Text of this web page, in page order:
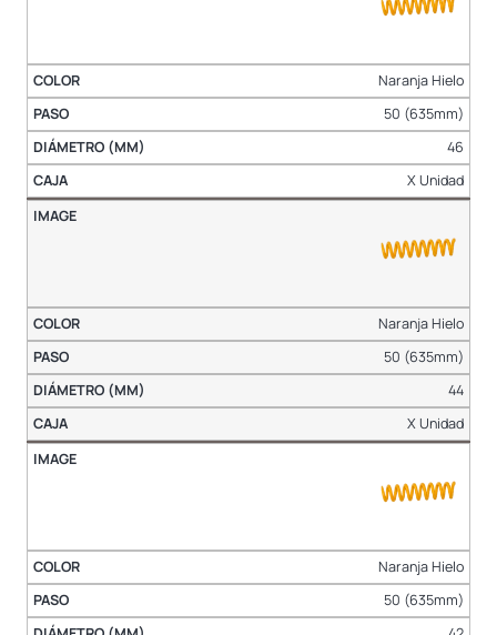
Naranja Hielo
50 (635mm)
46
X Unidad
Naranja Hielo
50 (635mm)
44
X Unidad
Naranja Hielo
50 (635mm)